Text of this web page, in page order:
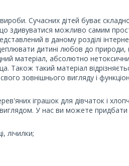
Сучасних дітей буває
здивуватися можливо самим
в даному розділі
дитині любов до
матеріал, абсолютно
такий матеріал
зовнішнього вигляду і
іграшок для дівчаток і
У нас ви можете придбати
лічилки;